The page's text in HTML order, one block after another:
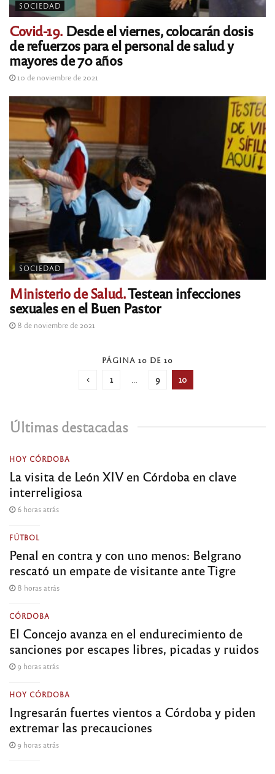
SOCIEDAD
Covid-19. Desde el viernes, colocarán dosis
de refuerzos para el personal de salud y
mayores de 70 años
10 de noviembre de 2021
SOCIEDAD
Ministerio de Salud.Testean infecciones
sexuales en el Buen Pastor
8 de noviembre de 2021
PÁGINA 10 DE 10
1 9 10
Últimas destacadas
HOY CÓRDOBA
La visita de León XIV en Córdoba en clave
interreligiosa
6 horas atrás
FÚTBOL
Penal en contra y con uno menos: Belgrano
rescató un empate de visitante ante Tigre
8 horas atrás
CÓRDOBA
El Concejo avanza en el endurecimiento de
sanciones por escapes libres, picadas y ruidos
9 horas atrás
HOY CÓRDOBA
Ingresarán fuertes vientos a Córdoba y piden
extremar las precauciones
9 horas atrás